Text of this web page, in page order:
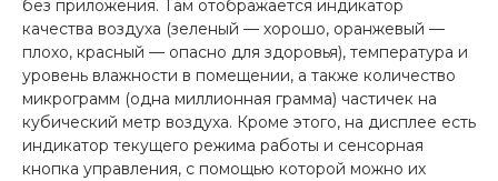
без приложения. Там отображается индикатор
качества воздуха (зеленый — хорошо, оранжевый —
плохо, красный — опасно для здоровья), температура и
уровень влажности в помещении, а также количество
микрограмм (одна миллионная грамма) частичек на
кубический метр воздуха. Кроме этого, на дисплее есть
индикатор текущего режима работы и сенсорная
кнопка управления, с помощью которой можно их